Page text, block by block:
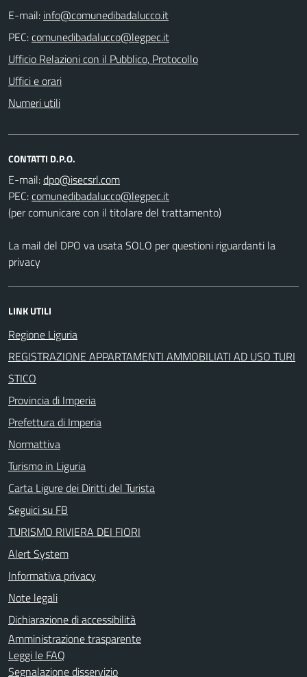
E-mail:
PEC:
Ufficio Relazioni con il Pubblico, Protocollo
Uffici e orari
Numeri utili
CONTATTI D.P.O.
E-mail:
PEC:
(per comunicare con il titolare del trattamento)
La mail del DPO va usata SOLO per questioni riguardanti la
privacy
LINK UTILI
Regione Liguria
REGISTRAZIONE APPARTAMENTI AMMOBILIATI AD USO TURI
STICO
Provincia di Imperia
Prefettura di Imperia
Normattiva
Turismo in Liguria
Carta Ligure dei Diritti del Turista
Seguici su FB
TURISMO RIVIERA DEI FIORI
Alert System
Informativa privacy
Note legali
Dichiarazione di accessibilità
Amministrazione trasparente
Leggi le FAQ
Segnalazione disservizio